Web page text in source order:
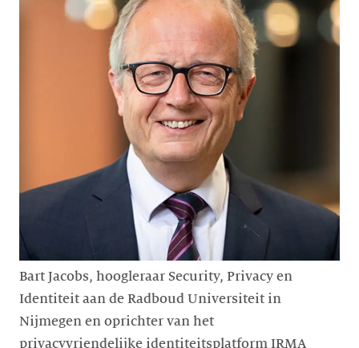
Bart Jacobs, hoogleraar Security, Privacy en
Identiteit aan de Radboud Universiteit in
Nijmegen en oprichter van het
privacyvriendelijke identiteitsplatform IRMA